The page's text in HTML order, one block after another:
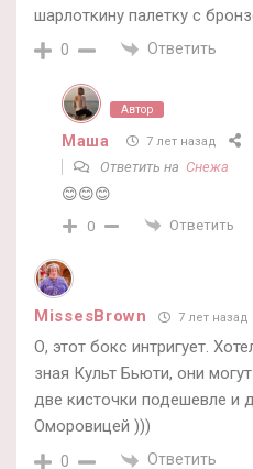
шарлоткину палетку с
0 Ответить
Автор
Маша 7 лет назад
Ответить на Снежа
😊😊😊
0 Ответить
MissesBrown 7 лет назад
О, этот бокс интригует.
зная Культ Бьюти, они
две кисточки подешевле и
Оморовицей )))
0 Ответить